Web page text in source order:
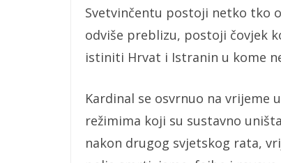
Svetvinčentu postoji netko tko
odviše preblizu, postoji čovjek
istiniti Hrvat i Istranin u kome
Kardinal se osvrnuo na vrijeme
režimima koji su sustavno
nakon drugog svjetskog rata,